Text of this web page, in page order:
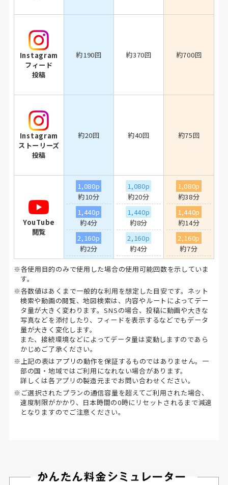
Instagram
フィード
投稿
約190回 約370回 約700回
Instagram
ストーリーズ
投稿
約20回 約40回 約75回
YouTube
閲覧
1,080p
約10分
1,440p
約4分
2,160p
約2分
1,080p
約20分
1,440p
約8分
2,160p
約4分
1,080p
約38分
1,440p
約14分
2,160p
約7分
※各使用目的のみで使用した場合の使用可能回数を示していま
す。
※各数値はあくまで一般的な利用を想定した目安です。ネット
検索や動画の閲覧、地図検索は、内容やルートによってデー
タ量が大きく変わります。SNSの場合、投稿に動画や大きな
写真などを添付したり、フィードを表示するなどでもデータ
量が大きく変化します。
また、接続環境などによってデータ量は変動しますのであら
かじめご了承ください。
※上記の表はアプリの動作を保証するものではありません。一
部の国・地域ではご利用になれない場合があります。
詳しくは各アプリの製造元までお問い合わせください。
※ご選択されたプランの通信容量を超えてご利用された場合、
速度制限がかかり、日本時間の0時にリセットされるまで減速
となりますのでご注意ください。